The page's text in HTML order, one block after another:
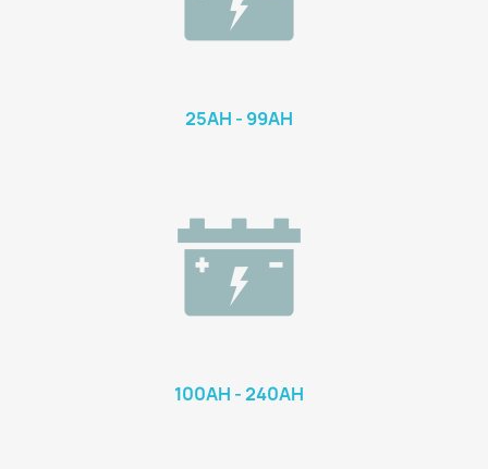
25AH - 99AH
100AH - 240AH